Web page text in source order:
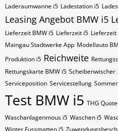
Laderaumwanne i5 Ladestation i5
Leasing Angebot BMW i5
Lieferzeit BMW i5 Lieferzeit i5
Maingau Stadtwerke App Modellauto
Produktion i5 Reichweite
Rettungskarte BMW i5 Scheibenwischer
Serviceposition Servicestellung
Test BMW i5 THG Quote
Waschanlagenmous i5 Waschen i5
Winter Fussmatten i5